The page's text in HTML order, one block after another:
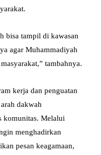
bisa tampil di kawasan
agar Muhammadiyah
tambahnya.
kerja dan penguatan
dakwah
komunitas. Melalui
menghadirkan
pesan keagamaan,